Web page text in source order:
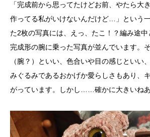
「完成前から思ってたけどお前、やたら大
作ってる私がいけないんだけど…」という
た2枚の写真には、えっ、たこ！？編み途中
完成形の腕に乗った写真が並んでいます。
（腕？）といい、色合いや目の感じといい
みぐるみであるおかげか愛らしさもあり、
がっています。しかし……確かに大きいねあ